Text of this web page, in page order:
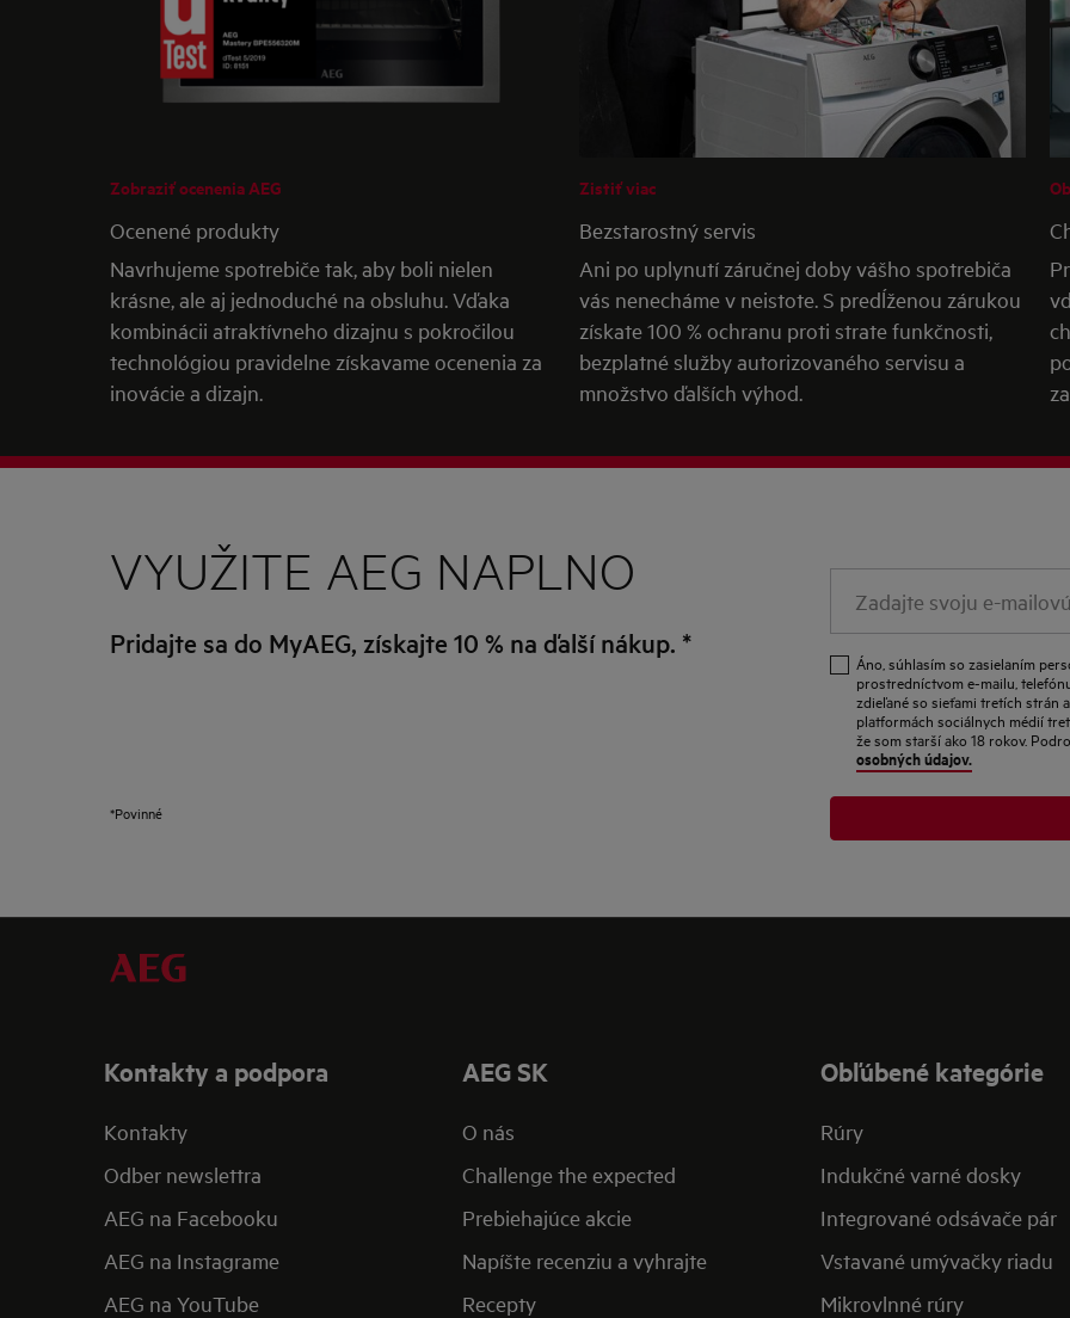
Zobraziť ocenenia AEG
Ocenené produkty
Navrhujeme spotrebiče tak, aby boli nielen
krásne, ale aj jednoduché na obsluhu. Vďaka
kombinácii atraktívneho dizajnu s pokročilou
technológiou pravidelne získavame ocenenia za
inovácie a dizajn.
Zistiť viac
Bezstarostný servis
Ani po uplynutí záručnej doby vášho spotrebiča
vás nenecháme v neistote. S predĺženou zárukou
získate 100 % ochranu proti strate funkčnosti,
bezplatné služby autorizovaného servisu a
množstvo ďalších výhod.
VYUŽITE AEG NAPLNO
Pridajte sa do MyAEG, získajte 10 % na ďalší nákup. *
*Povinné
svoju
mailovú
adresu
Áno, súhlasím so zasielaním
prostredníctvom e-mailu,
zdieľané so sieťami tretích strán
platformách sociálnych médií
že som starší ako 18 rokov.
osobných údajov.
Kontakty a podpora
Kontakty
Odber newslettra
AEG na Facebooku
AEG na Instagrame
AEG na YouTube
AEG SK
O nás
Challenge the expected
Prebiehajúce akcie
Napíšte recenziu a vyhrajte
Recepty
Obľúbené kategórie
Rúry
Indukčné varné dosky
Integrované odsávače pár
Vstavané umývačky riadu
Mikrovlnné rúry